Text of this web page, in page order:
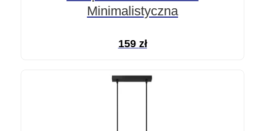
Minimalistyczna
159 zł